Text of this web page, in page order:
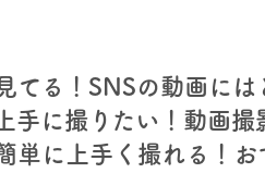
てる！SNSの動画に
手に撮りたい！動画
単に上手く撮れる！お